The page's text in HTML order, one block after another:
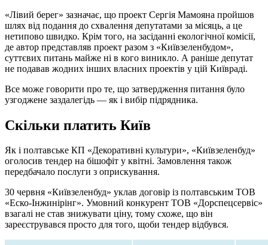
«Лівий берег» зазначає, що проект Сергія Мамояна пройшов
шлях від подання до схвалення депутатами за місяць, а це
нетипово швидко. Крім того, на засіданні екологічної комісії,
де автор представляв проект разом з «Київзеленбудом»,
суттєвих питань майже ні в кого виникло. А раніше депутат
не подавав жодних інших власних проектів у цій Київраді.
Все може говорити про те, що затвердження питання було
узгоджене заздалегідь — як і вибір підрядника.
Скільки платить Київ
Як і полтавське КП «Декоративні культури», «Київзеленбуд»
оголосив тендер на бішофіт у квітні. Замовлення також
передбачало послуги з оприскування.
30 червня «Київзеленбуд» уклав договір із полтавським ТОВ
«Еско-Інжинірінг». Умовний конкурент ТОВ «Дорспецсервіс»
взагалі не став знижувати ціну, тому схоже, що він
зареєструвався просто для того, щоби тендер відбувся.